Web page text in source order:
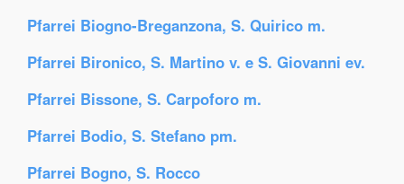
Pfarrei Biogno-Breganzona, S. Quirico m.
Pfarrei Bironico, S. Martino v. e S. Giovanni ev.
Pfarrei Bissone, S. Carpoforo m.
Pfarrei Bodio, S. Stefano pm.
Pfarrei Bogno, S. Rocco